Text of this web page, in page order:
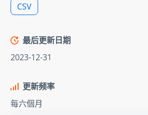
CSV
最后更新日期
2023-12-31
更新频率
每六個月